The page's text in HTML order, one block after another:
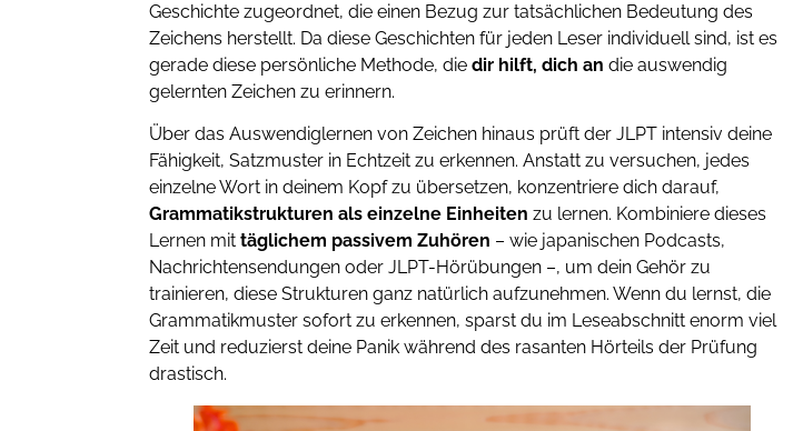
Geschichte zugeordnet, die einen Bezug zur tatsächlichen Bedeutung des
Zeichens herstellt. Da diese Geschichten für jeden Leser individuell sind, ist es
gerade diese persönliche Methode, diedir hilft, dich an die auswendig
gelernten Zeichen zu erinnern.
Über das Auswendiglernen von Zeichen hinaus prüft der JLPT intensiv deine
Fähigkeit, Satzmuster in Echtzeit zu erkennen. Anstatt zu versuchen, jedes
einzelne Wort in deinem Kopf zu übersetzen, konzentriere dich darauf,
Grammatikstrukturen als einzelne Einheiten zu lernen. Kombiniere dieses
Lernen mittäglichem passivem Zuhören – wie japanischen Podcasts,
Nachrichtensendungen oder JLPT-Hörübungen –, um dein Gehör zu
trainieren, diese Strukturen ganz natürlich aufzunehmen. Wenn du lernst, die
Grammatikmuster sofort zu erkennen, sparst du im Leseabschnitt enorm viel
Zeit und reduzierst deine Panik während des rasanten Hörteils der Prüfung
drastisch.